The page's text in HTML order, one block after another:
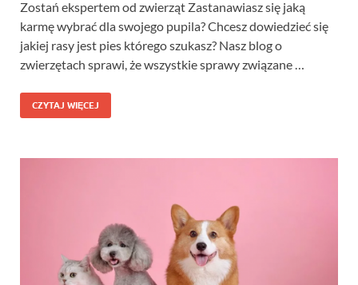
Zostań ekspertem od zwierząt Zastanawiasz się jaką
karmę wybrać dla swojego pupila? Chcesz dowiedzieć się
jakiej rasy jest pies którego szukasz? Nasz blog o
zwierzętach sprawi, że wszystkie sprawy związane …
CZYTAJ WIĘCEJ